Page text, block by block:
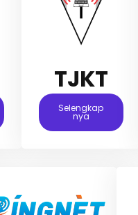
TJKT
Selengkap
Nya